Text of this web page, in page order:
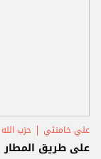
علي خامنئي حزب الله
على طريق المطار